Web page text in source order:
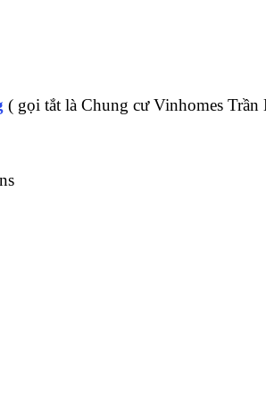
( gọi tắt là Chung cư Vinhomes Trần